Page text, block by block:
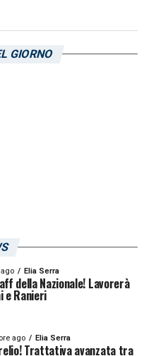
GIORNO
Elia Serra
della Nazionale! Lavorerà
e Ranieri
ago Elia Serra
Trattativa avanzata tra